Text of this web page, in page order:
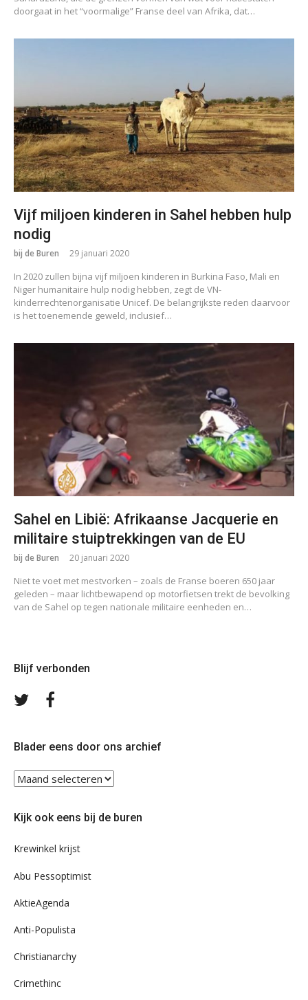
doorgaat in het “voormalige” Franse deel van Afrika, dat…
Vijf miljoen kinderen in Sahel hebben hulp
nodig
bij de Buren 29 januari 2020
In 2020 zullen bijna vijf miljoen kinderen in Burkina Faso, Mali en
Niger humanitaire hulp nodig hebben, zegt de VN-
kinderrechtenorganisatie Unicef. De belangrijkste reden daarvoor
is het toenemende geweld, inclusief…
Sahel en Libië: Afrikaanse Jacquerie en
militaire stuiptrekkingen van de EU
bij de Buren 20 januari 2020
Niet te voet met mestvorken – zoals de Franse boeren 650 jaar
geleden – maar lichtbewapend op motorfietsen trekt de bevolking
van de Sahel op tegen nationale militaire eenheden en…
Blijf verbonden
Volg
Blader eens door ons archief
Blader
ons
Kijk ook eens bij de buren
Krewinkel krijst
Abu Pessoptimist
AktieAgenda
Anti-Populista
Christianarchy
Crimethinc